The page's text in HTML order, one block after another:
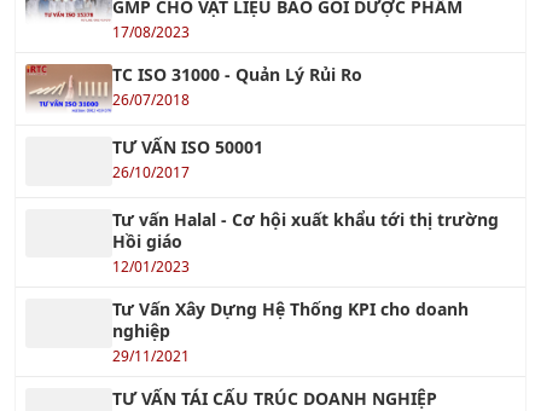
GMP CHO VẬT LIỆU BAO GÓI DƯỢC PHẨM
17/08/2023
TC ISO 31000 - Quản Lý Rủi Ro
26/07/2018
TƯ VẤN ISO 50001
26/10/2017
Tư vấn Halal - Cơ hội xuất khẩu tới thị trường
Hồi giáo
12/01/2023
Tư Vấn Xây Dựng Hệ Thống KPI cho doanh
nghiệp
29/11/2021
TƯ VẤN TÁI CẤU TRÚC DOANH NGHIỆP